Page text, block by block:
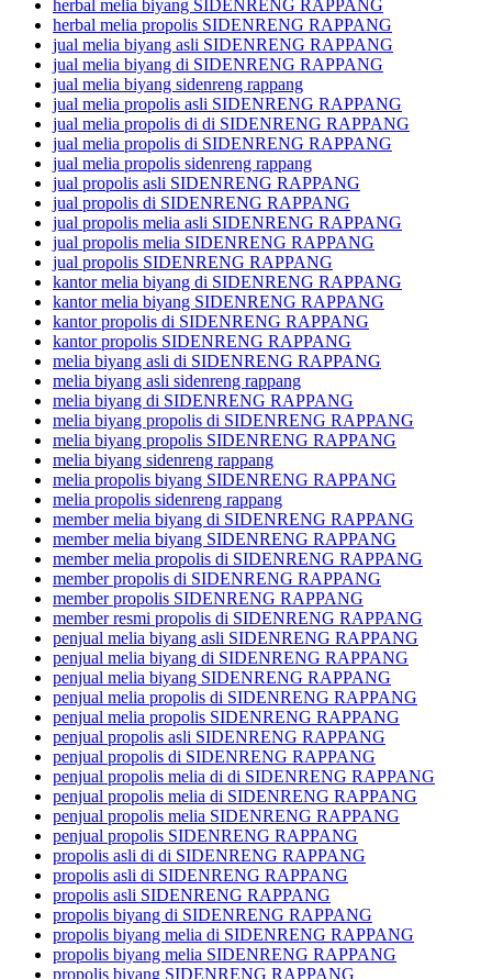
herbal melia biyang SIDENRENG RAPPANG
herbal melia propolis SIDENRENG RAPPANG
jual melia biyang asli SIDENRENG RAPPANG
jual melia biyang di SIDENRENG RAPPANG
jual melia biyang sidenreng rappang
jual melia propolis asli SIDENRENG RAPPANG
jual melia propolis di di SIDENRENG RAPPANG
jual melia propolis di SIDENRENG RAPPANG
jual melia propolis sidenreng rappang
jual propolis asli SIDENRENG RAPPANG
jual propolis di SIDENRENG RAPPANG
jual propolis melia asli SIDENRENG RAPPANG
jual propolis melia SIDENRENG RAPPANG
jual propolis SIDENRENG RAPPANG
kantor melia biyang di SIDENRENG RAPPANG
kantor melia biyang SIDENRENG RAPPANG
kantor propolis di SIDENRENG RAPPANG
kantor propolis SIDENRENG RAPPANG
melia biyang asli di SIDENRENG RAPPANG
melia biyang asli sidenreng rappang
melia biyang di SIDENRENG RAPPANG
melia biyang propolis di SIDENRENG RAPPANG
melia biyang propolis SIDENRENG RAPPANG
melia biyang sidenreng rappang
melia propolis biyang SIDENRENG RAPPANG
melia propolis sidenreng rappang
member melia biyang di SIDENRENG RAPPANG
member melia biyang SIDENRENG RAPPANG
member melia propolis di SIDENRENG RAPPANG
member propolis di SIDENRENG RAPPANG
member propolis SIDENRENG RAPPANG
member resmi propolis di SIDENRENG RAPPANG
penjual melia biyang asli SIDENRENG RAPPANG
penjual melia biyang di SIDENRENG RAPPANG
penjual melia biyang SIDENRENG RAPPANG
penjual melia propolis di SIDENRENG RAPPANG
penjual melia propolis SIDENRENG RAPPANG
penjual propolis asli SIDENRENG RAPPANG
penjual propolis di SIDENRENG RAPPANG
penjual propolis melia di di SIDENRENG RAPPANG
penjual propolis melia di SIDENRENG RAPPANG
penjual propolis melia SIDENRENG RAPPANG
penjual propolis SIDENRENG RAPPANG
propolis asli di di SIDENRENG RAPPANG
propolis asli di SIDENRENG RAPPANG
propolis asli SIDENRENG RAPPANG
propolis biyang di SIDENRENG RAPPANG
propolis biyang melia di SIDENRENG RAPPANG
propolis biyang melia SIDENRENG RAPPANG
propolis biyang SIDENRENG RAPPANG